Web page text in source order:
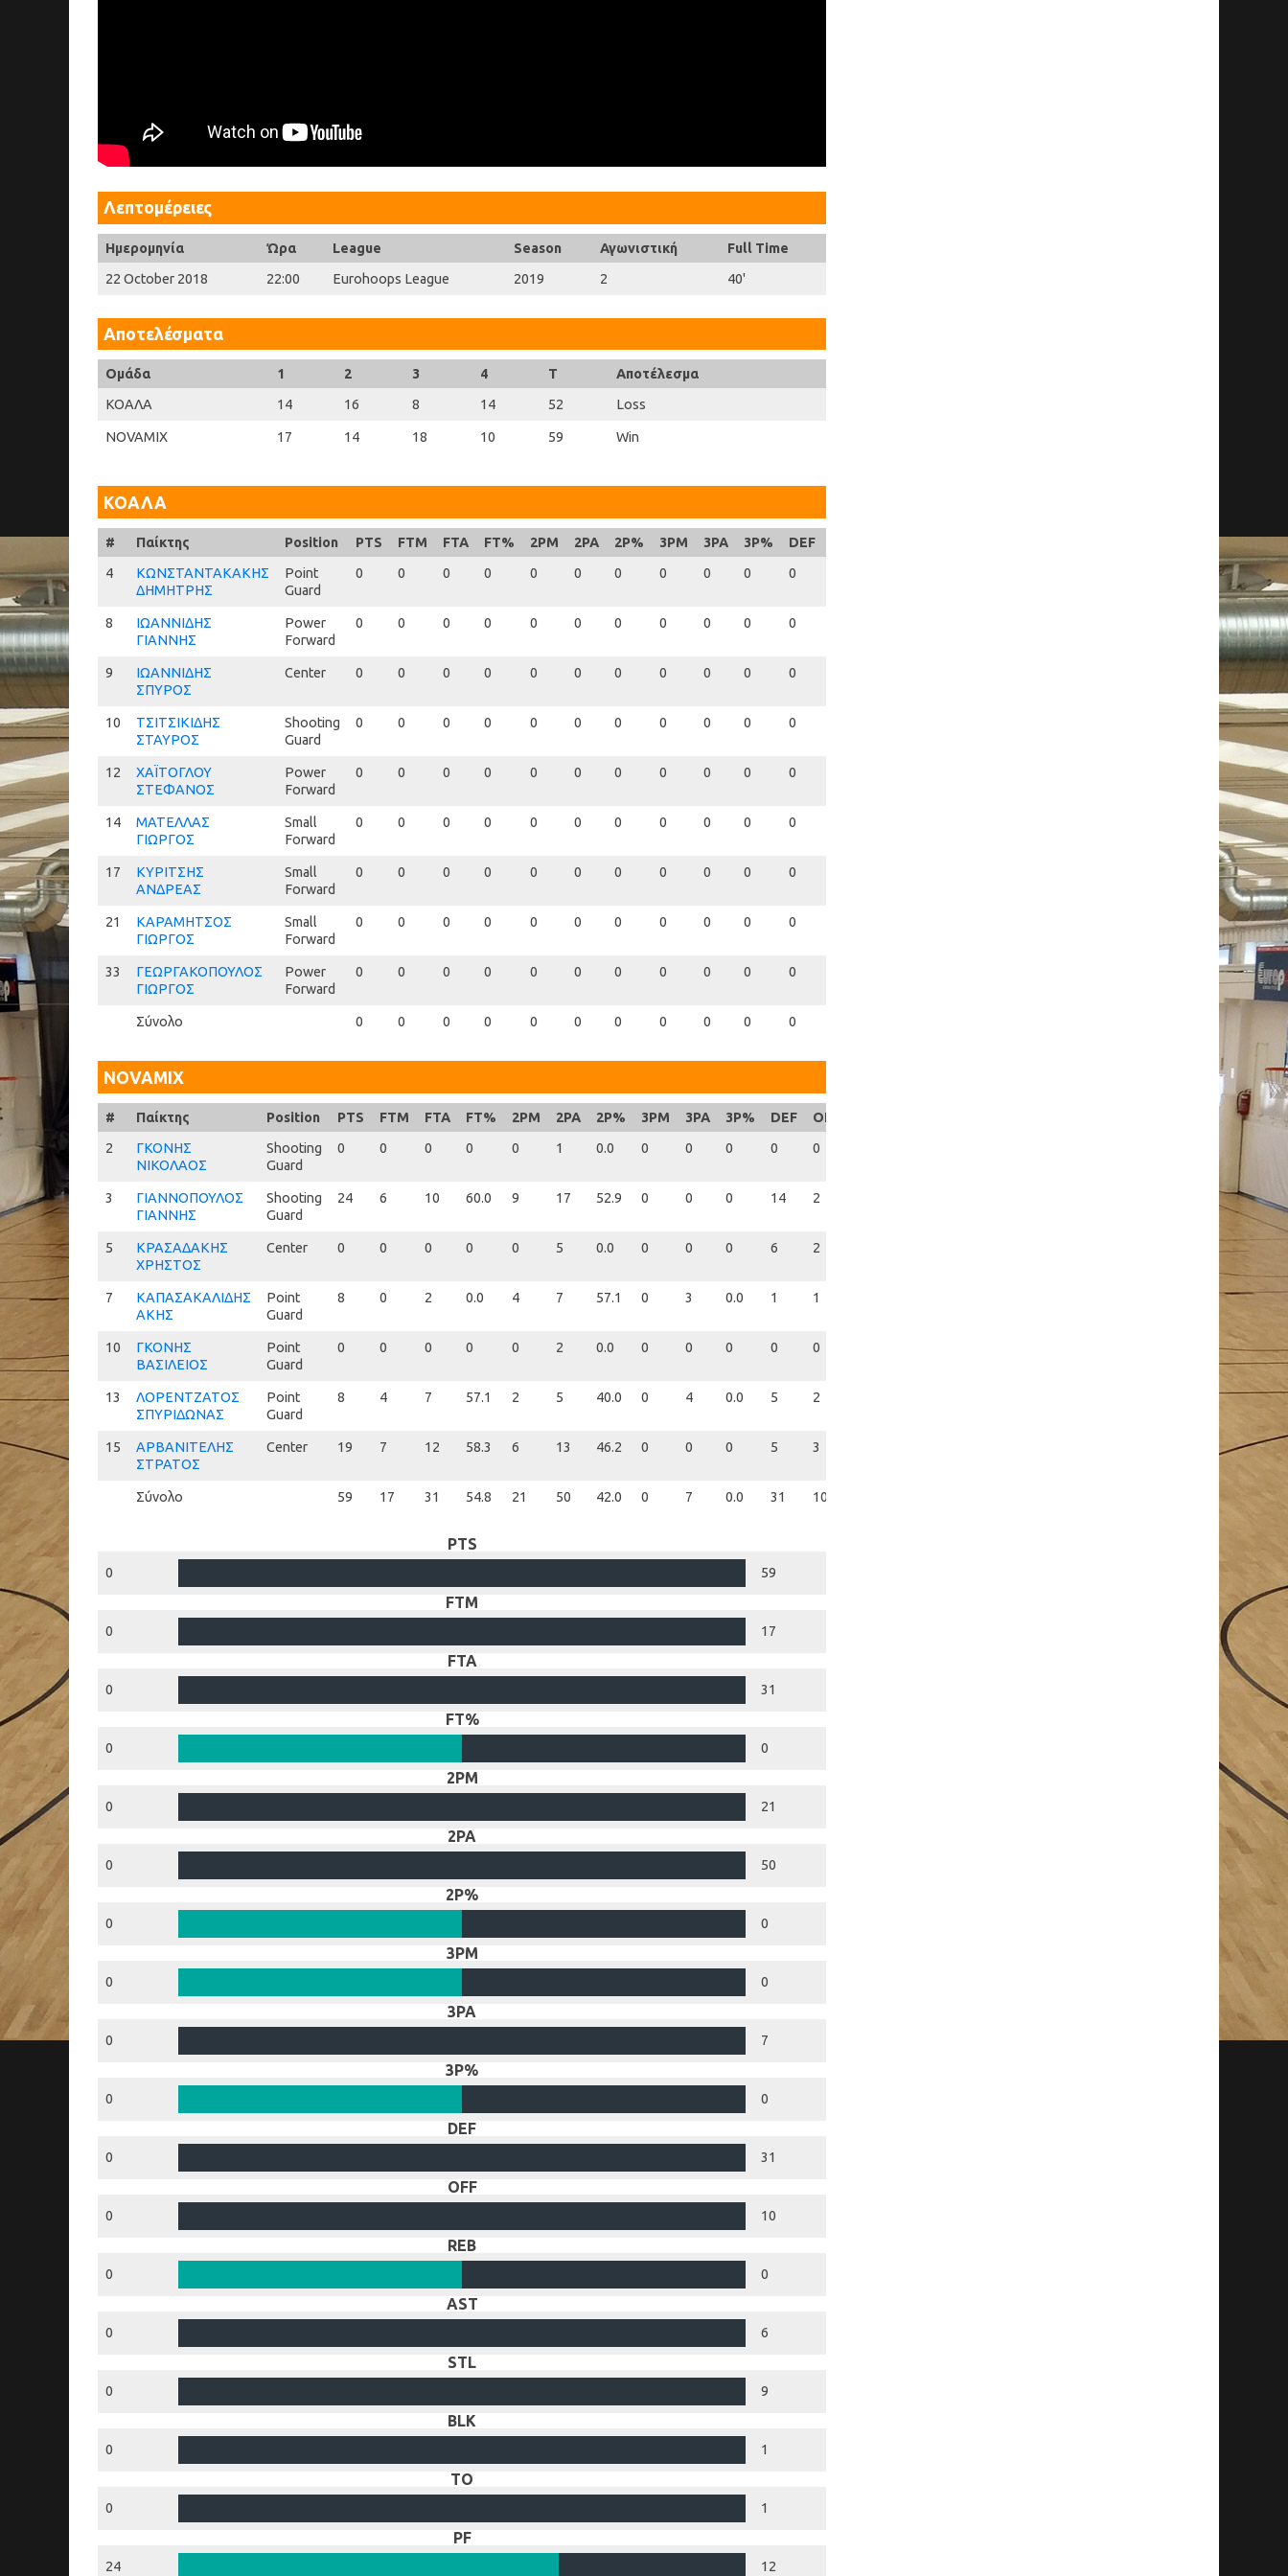
Λεπτομέρειες
Ημερομηνία Ώρα League Season Αγωνιστική
Full Time
22 October 2018
22:00 Eurohoops League 2019 2 40'
Αποτελέσματα
Ομάδα 1 2 3 4 T
Αποτέλεσμα
ΚΟΑΛΑ
14 16 8 14 52 Loss
NOVAMIX 17 14 18 10 59 Win
ΚΟΑΛΑ
#
4
8
9
10
12
14
17
21
33
# Παίκτης Position PTS FTM FTA FT% 2PM 2PA 2P% 3PM 3PA 3P% DEF
4
ΚΩΝΣΤΑΝΤΑΚΑΚΗΣ
ΔΗΜΗΤΡΗΣ
Point
Guard
0 0 0 0 0 0 0 0 0 0 0
8
ΙΩΑΝΝΙΔΗΣ
ΓΙΑΝΝΗΣ
Power
Forward
0 0 0 0 0 0 0 0 0 0 0
9
ΙΩΑΝΝΙΔΗΣ
ΣΠΥΡΟΣ
Center 0 0 0 0 0 0 0 0 0 0 0
10
ΤΣΙΤΣΙΚΙΔΗΣ
ΣΤΑΥΡΟΣ
Shooting
Guard
0 0 0 0 0 0 0 0 0 0 0
12
ΧΑΪΤΟΓΛΟΥ
ΣΤΕΦΑΝΟΣ
Power
Forward
0 0 0 0 0 0 0 0 0 0 0
14
ΜΑΤΕΛΛΑΣ
ΓΙΩΡΓΟΣ
Small
Forward
0 0 0 0 0 0 0 0 0 0 0
17
ΚΥΡΙΤΣΗΣ
ΑΝΔΡΕΑΣ
Small
Forward
0 0 0 0 0 0 0 0 0 0 0
21
ΚΑΡΑΜΗΤΣΟΣ
ΓΙΩΡΓΟΣ
Small
Forward
0 0 0 0 0 0 0 0 0 0 0
33
ΓΕΩΡΓΑΚΟΠΟΥΛΟΣ
ΓΙΩΡΓΟΣ
Power
Forward
0 0 0 0 0 0 0 0 0 0 0
Σύνολο 0 0 0 0 0 0 0 0 0 0 0
NOVAMIX
#
2
3
5
7
10
13
15
# Παίκτης Position PTS FTM FTA FT% 2PM 2PA 2P% 3PM 3PA 3P% DEF OFF
2
ΓΚΟΝΗΣ
ΝΙΚΟΛΑΟΣ
Shooting
Guard
0 0 0 0 0 1 0.0 0 0 0 0 0
3
ΓΙΑΝΝΟΠΟΥΛΟΣ
ΓΙΑΝΝΗΣ
Shooting
Guard
24 6 10 60.0 9 17 52.9 0 0 0 14 2
5
ΚΡΑΣΑΔΑΚΗΣ
ΧΡΗΣΤΟΣ
Center 0 0 0 0 0 5 0.0 0 0 0 6 2
7
ΚΑΠΑΣΑΚΑΛΙΔΗΣ
ΑΚΗΣ
Point
Guard
8 0 2 0.0 4 7 57.1 0 3 0.0 1 1
10
ΓΚΟΝΗΣ
ΒΑΣΙΛΕΙΟΣ
Point
Guard
0 0 0 0 0 2 0.0 0 0 0 0 0
13
ΛΟΡΕΝΤΖΑΤΟΣ
ΣΠΥΡΙΔΩΝΑΣ
Point
Guard
8 4 7 57.1 2 5 40.0 0 4 0.0 5 2
15
ΑΡΒΑΝΙΤΕΛΗΣ
ΣΤΡΑΤΟΣ
Center 19 7 12 58.3 6 13 46.2 0 0 0 5 3
Σύνολο 59 17 31 54.8 21 50 42.0 0 7 0.0 31 10
PTS
0 59
FTM
0 17
FTA
0 31
FT%
0 0
2PM
0 21
2PA
0 50
2P%
0 0
3PM
0 0
3PA
0 7
3P%
0 0
DEF
0 31
OFF
0 10
REB
0 0
AST
0 6
STL
0 9
BLK
0 1
TO
0 1
PF
24 12